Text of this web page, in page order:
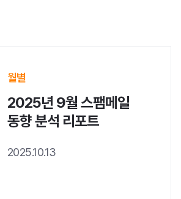
월별
2025년 9월 스팸메일
동향 분석 리포트
2025.10.13